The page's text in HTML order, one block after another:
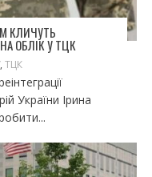
КЛИЧУТЬ
ОБЛІК У ТЦК
, ТЦК
України Ірина